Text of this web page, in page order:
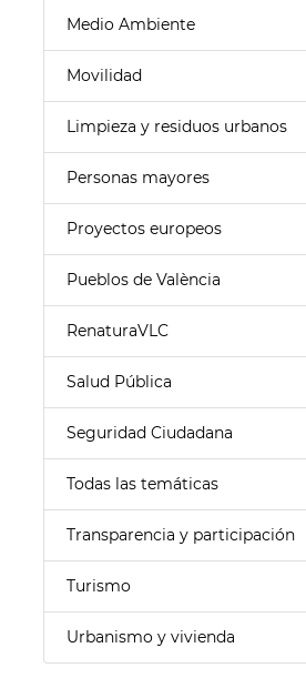
Medio Ambiente
Movilidad
Limpieza y residuos urbanos
Personas mayores
Proyectos europeos
Pueblos de València
RenaturaVLC
Salud Pública
Seguridad Ciudadana
Todas las temáticas
Transparencia y participación
Turismo
Urbanismo y vivienda